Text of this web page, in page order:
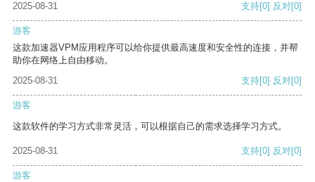
2025-08-31
支持[0] 反对[0]
游客
这款加速器VPM应用程序可以给你提供最高速度和安全性的连接，并帮
助你在网络上自由移动。
2025-08-31
支持[0] 反对[0]
游客
这款软件的学习方式非常灵活，可以根据自己的需求选择学习方式。
2025-08-31 支持[0] 反对[0]
游客